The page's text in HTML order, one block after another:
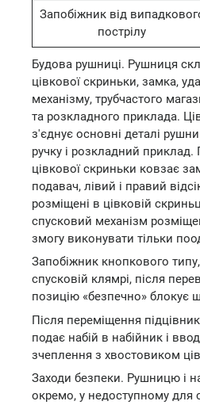
Запобіжник від
пострілу
Будова рушниці. Рушниця
цівкової скриньки, замка,
механізму, трубчастого
та розкладного приклада.
з'єднує основні деталі
ручку і розкладний приклад.
цівкової скриньки ковзає
подавач, лівий і правий
розміщені в цівковій
спусковий механізм
змогу виконувати тільки
Запобіжник кнопкового
спусковій клямрі, після
позицію «безпечно» блокує
Після переміщення
подає набій в набійник і
зчеплення з хвостовиком
Заходи безпеки. Рушницю і
окремо, у недоступному для